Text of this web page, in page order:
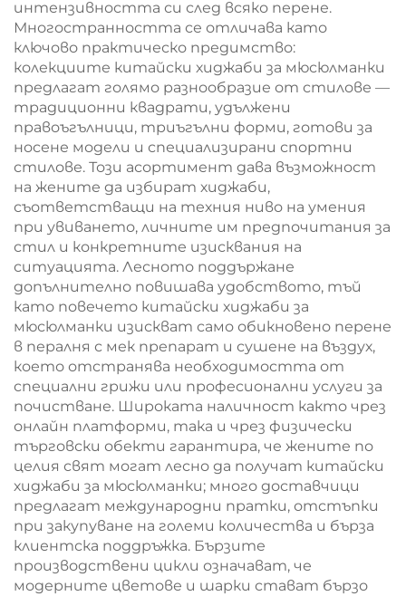
интензивността си след всяко перене.
Многостранността се отличава като
ключово практическо предимство:
колекциите китайски хиджаби за мюсюлманки
предлагат голямо разнообразие от стилове —
традиционни квадрати, удължени
правоъгълници, триъгълни форми, готови за
носене модели и специализирани спортни
стилове. Този асортимент дава възможност
на жените да избират хиджаби,
съответстващи на техния ниво на умения
при увиването, личните им предпочитания за
стил и конкретните изисквания на
ситуацията. Лесното поддържане
допълнително повишава удобството, тъй
като повечето китайски хиджаби за
мюсюлманки изискват само обикновено перене
в пералня с мек препарат и сушене на въздух,
което отстранява необходимостта от
специални грижи или професионални услуги за
почистване. Широката наличност както чрез
онлайн платформи, така и чрез физически
търговски обекти гарантира, че жените по
целия свят могат лесно да получат китайски
хиджаби за мюсюлманки; много доставчици
предлагат международни пратки, отстъпки
при закупуване на големи количества и бърза
клиентска поддръжка. Бързите
производствени цикли означават, че
модерните цветове и шарки стават бързо